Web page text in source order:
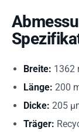
Breite: 1362
Länge: 200
Dicke: 205
Träger: